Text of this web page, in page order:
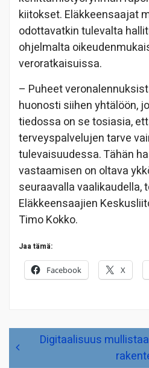
kiitokset. Eläkkeensaajat
odottavatkin tulevalta
ohjelmalta
veroratkaisuissa.
– Puheet
huonosti siihen yhtälöön,
tiedossa on se tosiasia,
terveyspalvelujen tarve
tulevaisuudessa. Tähän
vastaamisen on oltava
seuraavalla vaalikaudella,
Eläkkeensaajien
Timo Kokko.
Jaa tämä:
Facebook X
Artikkelien
selaus
Digitaalisuus